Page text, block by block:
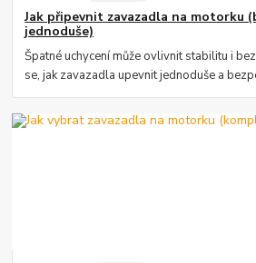
Jak připevnit zavazadla na motorku
jednoduše)
Špatné uchycení může ovlivnit stabilitu i
se, jak zavazadla upevnit jednoduše a